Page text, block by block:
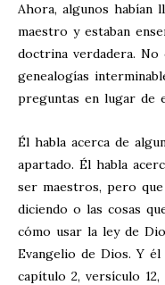
Ahora, algunos habían
maestro y estaban
doctrina verdadera. No
genealogías
preguntas en lugar de
Él habla acerca de
apartado. Él habla
ser maestros, pero
diciendo o las cosas
cómo usar la ley de
Evangelio de Dios. Y
capítulo 2, versículo